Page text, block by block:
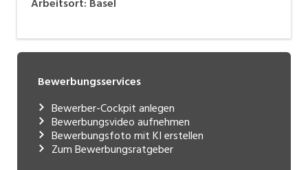
Bewerbungsservices
Bewerber-Cockpit anlegen
Bewerbungsvideo aufnehmen
Bewerbungsfoto mit KI erstellen
Zum Bewerbungsratgeber